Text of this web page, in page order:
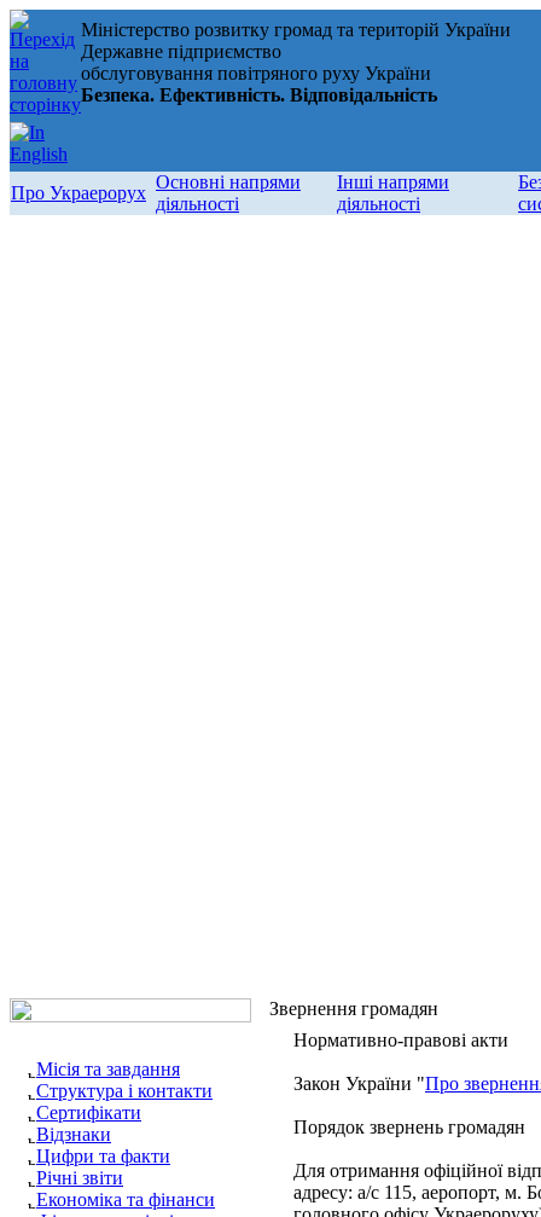
Міністерство розвитку громад та територій України
Державне підприємство
обслуговування повітряного руху України
Безпека. Ефективність. Відповідальність
Про Украерорух
Основні напрями
діяльності
Інші напрями
діяльності
Місія та завдання
Структура і контакти
Сертифікати
Відзнаки
Цифри та факти
Річні звіти
Економіка та фінанси
Звернення громадян
Нормативно-правові акти
Закон України "Про
Порядок звернень громадян
Для отримання офіційної
адресу: а/с 115, аеропорт, м.